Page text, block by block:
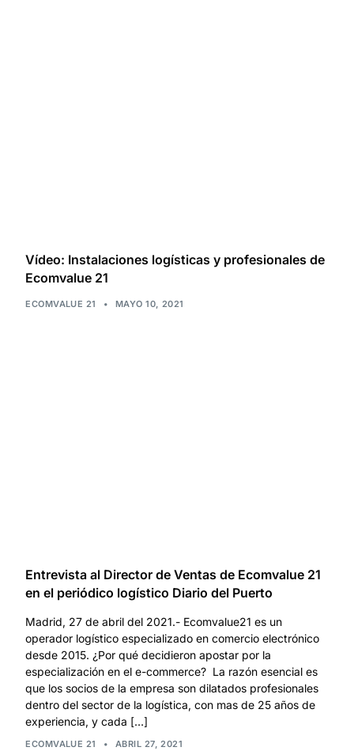
Vídeo: Instalaciones logísticas y profesionales de
Ecomvalue 21
ECOMVALUE 21 • MAYO 10, 2021
Entrevista al Director de Ventas de Ecomvalue 21
en el periódico logístico Diario del Puerto
Madrid, 27 de abril del 2021.- Ecomvalue21 es un
operador logístico especializado en comercio electrónico
desde 2015. ¿Por qué decidieron apostar por la
especialización en el e-commerce? La razón esencial es
que los socios de la empresa son dilatados profesionales
dentro del sector de la logística, con mas de 25 años de
experiencia, y cada […]
ECOMVALUE 21 • ABRIL 27, 2021